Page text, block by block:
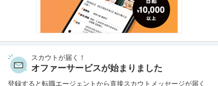
スカウトが届く！
オファーサービスが始まりました
登録すると転職エージェントから直接スカウトメッセージが届く